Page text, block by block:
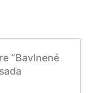
“Bavlnené